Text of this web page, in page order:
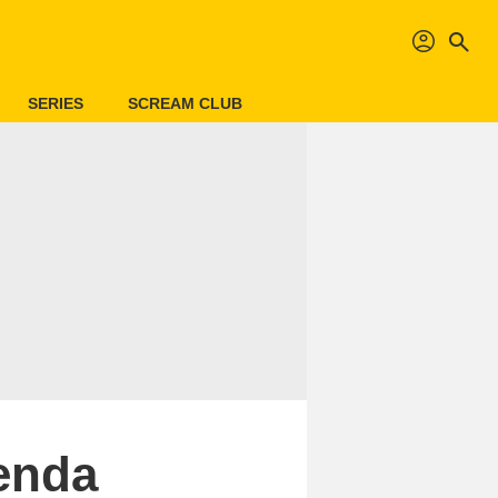
profil search
SERIES SCREAM CLUB